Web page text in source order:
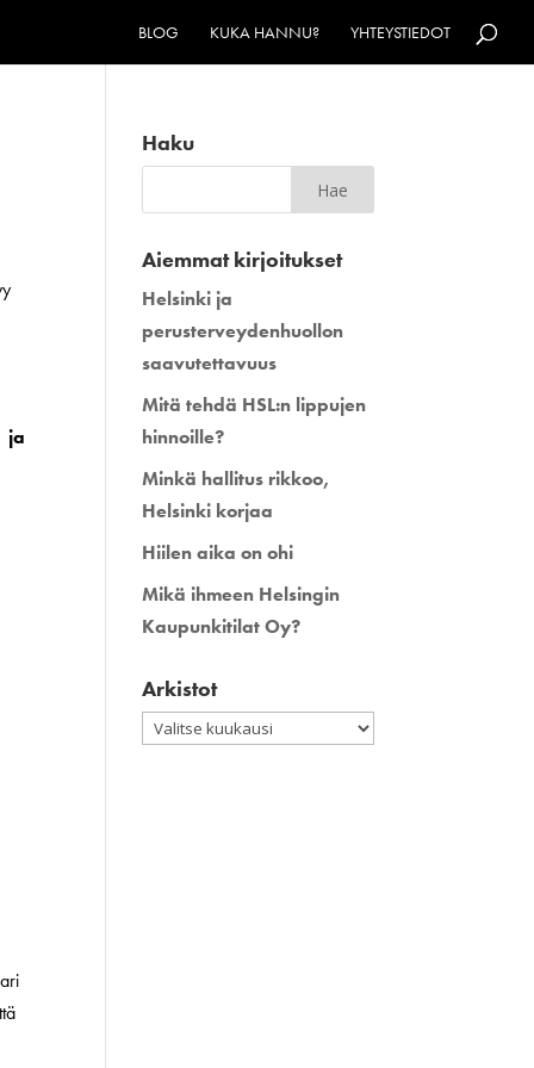
BLOG KUKA HANNU? YHTEYSTIEDOT
ja
Haku
Aiemmat kirjoitukset
Helsinki ja
perusterveydenhuollon
saavutettavuus
Mitä tehdä HSL:n lippujen
hinnoille?
Minkä hallitus rikkoo,
Helsinki korjaa
Hiilen aika on ohi
Mikä ihmeen Helsingin
Kaupunkitilat Oy?
Arkistot
Arkistot